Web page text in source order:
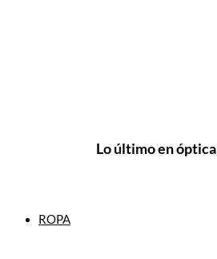
Lo último en óptica
ROPA